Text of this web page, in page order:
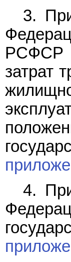
3.
РСФСР
затрат
4.